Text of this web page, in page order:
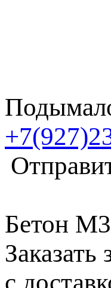
Бетон
Заказать
с